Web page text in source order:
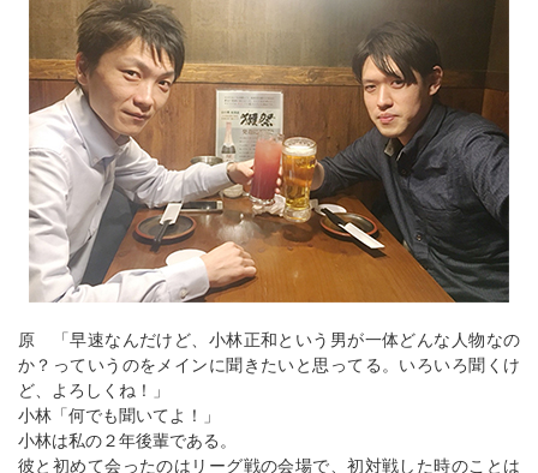
原 「早速なんだけど、小林正和という男が一体どんな人物なの
か？っていうのをメインに聞きたいと思ってる。いろいろ聞くけ
ど、よろしくね！」
小林「何でも聞いてよ！」
小林は私の２年後輩である。
彼と初めて会ったのはリーグ戦の会場で、初対戦した時のことは